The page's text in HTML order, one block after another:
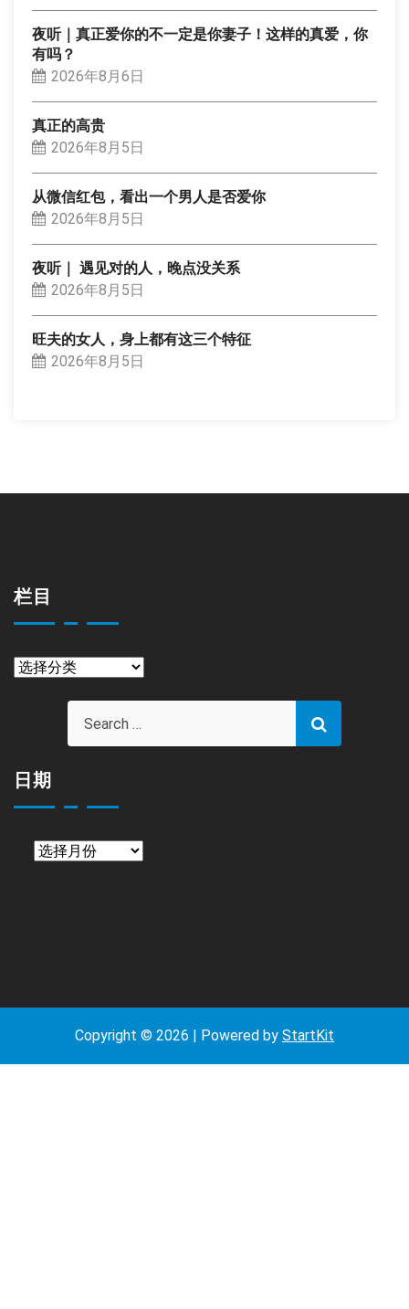
夜听｜真正爱你的不一定是你妻子！这样的真爱，你
有吗？
2026年8月6日
真正的高贵
2026年8月5日
从微信红包，看出一个男人是否爱你
2026年8月5日
夜听｜ 遇见对的人，晚点没关系
2026年8月5日
旺夫的女人，身上都有这三个特征
2026年8月5日
栏目
栏
日期
Copyright © 2026 | Powered by StartKit